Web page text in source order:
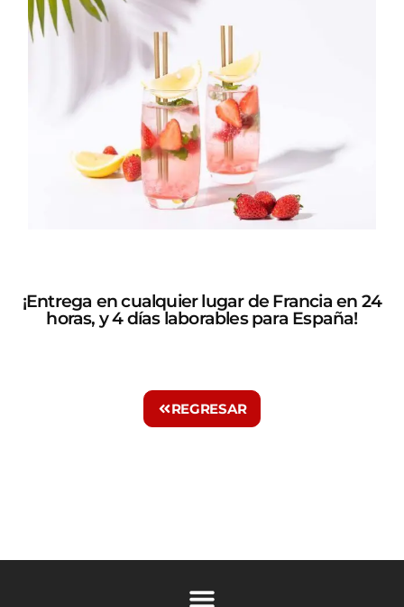
¡Entrega en cualquier lugar de Francia en 24
horas, y 4 días laborables para España!
REGRESAR